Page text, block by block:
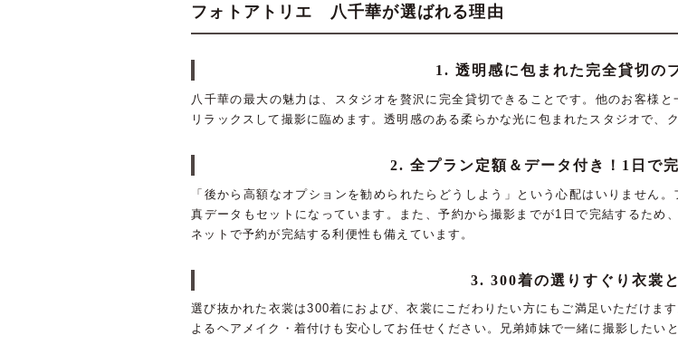
フォトアトリエ 八千華が選ばれる理由
1. 透明感に包まれた完全貸切の
八千華の最大の魅力は、スタジオを贅沢に完全貸切できることです。他のお客様
リラックスして撮影に臨めます。透明感のある柔らかな光に包まれたスタジオで、
2. 全プラン定額＆データ付き！1日で
「後から高額なオプションを勧められたらどうしよう」という心配はいりませ
真データもセットになっています。また、予約から撮影までが1日で完結するため
ネットで予約が完結する利便性も備えています。
3. 300着の選りすぐり衣裳
選び抜かれた衣裳は300着におよび、衣裳にこだわりたい方にもご満足いただけま
よるヘアメイク・着付けも安心してお任せください。兄弟姉妹で一緒に撮影したい